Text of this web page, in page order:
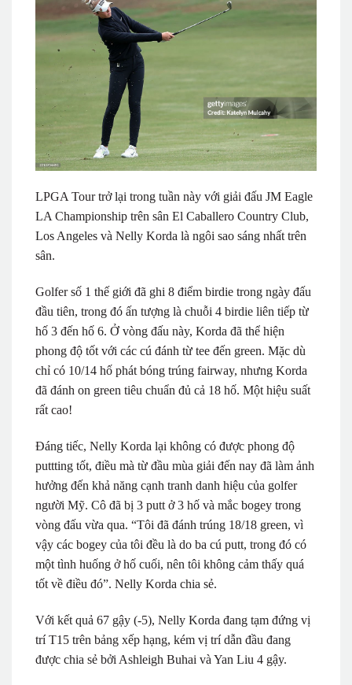
LPGA Tour trở lại trong tuần này với giải đấu JM Eagle
LA Championship trên sân El Caballero Country Club,
Los Angeles và Nelly Korda là ngôi sao sáng nhất trên
sân.
Golfer số 1 thế giới đã ghi 8 điểm birdie trong ngày đấu
đầu tiên, trong đó ấn tượng là chuỗi 4 birdie liên tiếp từ
hố 3 đến hố 6. Ở vòng đấu này, Korda đã thể hiện
phong độ tốt với các cú đánh từ tee đến green. Mặc dù
chỉ có 10/14 hố phát bóng trúng fairway, nhưng Korda
đã đánh on green tiêu chuẩn đủ cả 18 hố. Một hiệu suất
rất cao!
Đáng tiếc, Nelly Korda lại không có được phong độ
puttting tốt, điều mà từ đầu mùa giải đến nay đã làm ảnh
hưởng đến khả năng cạnh tranh danh hiệu của golfer
người Mỹ. Cô đã bị 3 putt ở 3 hố và mắc bogey trong
vòng đấu vừa qua. “Tôi đã đánh trúng 18/18 green, vì
vậy các bogey của tôi đều là do ba cú putt, trong đó có
một tình huống ở hố cuối, nên tôi không cảm thấy quá
tốt về điều đó”. Nelly Korda chia sẻ.
Với kết quả 67 gậy (-5), Nelly Korda đang tạm đứng vị
trí T15 trên bảng xếp hạng, kém vị trí dẫn đầu đang
được chia sẻ bởi Ashleigh Buhai và Yan Liu 4 gậy.